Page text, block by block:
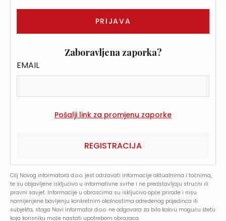
Zaboravljena zaporka?
EMAIL
REGISTRACIJA
Cilj Novog informatora d.o.o. jest održavati informacije aktualnima i točnima,
te su objavljene isključivo u informativne svrhe i ne predstavljaju stručni ili
pravni savjet. Informacije u obrascima su isključivo opće prirode i nisu
namijenjene bavljenju konkretnim okolnostima određenog pojedinca ili
subjekta, stoga Novi informator d.o.o. ne odgovara za bilo kakvu moguću štetu
koja korisniku može nastati upotrebom obrazaca.